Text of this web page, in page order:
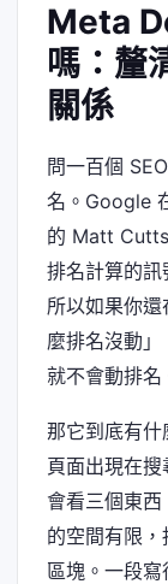
Meta
嗎：釐
關係
問一百個
名。Google
的 Matt
排名計算的
所以如果你
麼排名沒動
就不會動排名
那它到底有什
頁面出現在搜
會看三個東
的空間有限
區塊。一段